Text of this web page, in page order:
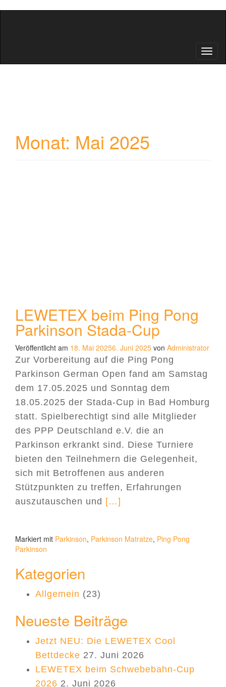
Monat: Mai 2025
LEWETEX beim Ping Pong
Parkinson Stada-Cup
Veröffentlicht am 18. Mai 20256. Juni 2025 von Administrator
Zur Vorbereitung auf die Ping Pong
Parkinson German Open fand am Samstag
dem 17.05.2025 und Sonntag dem
18.05.2025 der Stada-Cup in Bad Homburg
statt. Spielberechtigt sind alle Mitglieder
des PPP Deutschland e.V. die an
Parkinson erkrankt sind. Diese Turniere
bieten den Teilnehmern die Gelegenheit,
sich mit Betroffenen aus anderen
Stützpunkten zu treffen, Erfahrungen
auszutauschen und Read more about
[…]
Markiert mit Parkinson, Parkinson Matratze, Ping Pong
Parkinson
Kategorien
Allgemein (23)
Neueste Beiträge
Jetzt NEU: Die LEWETEX Cool
Bettdecke 27. Juni 2026
LEWETEX beim Schwebebahn-Cup
2026 2. Juni 2026